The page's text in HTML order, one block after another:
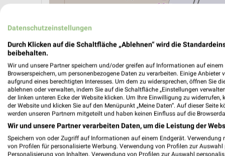
Datenschutzeinstellungen
Durch Klicken auf die Schaltfläche „Ablehnen“ wird die
beibehalten.
Wir und unsere Partner speichern und/oder greifen auf Informationen auf
Browserspeichern, um personenbezogene Daten zu verarbeiten. Einige
aufgrund eines berechtigten Interesses. Um dem zu widersprechen, öffnen Sie
ablehnen oder verwalten, indem Sie auf die Schaltfläche „Einstellungen
der linken unteren Ecke der Website klicken. Um Ihre Einwilligung zu
der Website und klicken Sie auf den Menüpunkt „Meine Daten“. Auf dieser
werden unseren Partnern mitgeteilt und haben keinen Einfluss auf die
Wir und unsere Partner verarbeiten Daten, um die Leistung der
Speichern von oder Zugriff auf Informationen auf einem Endgerät.
von Profilen für personalisierte Werbung. Verwendung von Profilen zur
Personalisierung von Inhalten. Verwendung von Profilen zur Auswahl